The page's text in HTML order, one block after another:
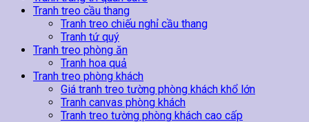
Tranh treo cầu thang
Tranh treo chiếu nghỉ cầu thang
Tranh tứ quý
Tranh treo phòng ăn
Tranh hoa quả
Tranh treo phòng khách
Giá tranh treo tường phòng khách khổ lớn
Tranh canvas phòng khách
Tranh treo tường phòng khách cao cấp